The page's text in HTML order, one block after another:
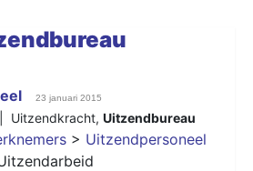
23 januari 2015
Uitzendkracht, Uitzendbureau
> Uitzendpersoneel